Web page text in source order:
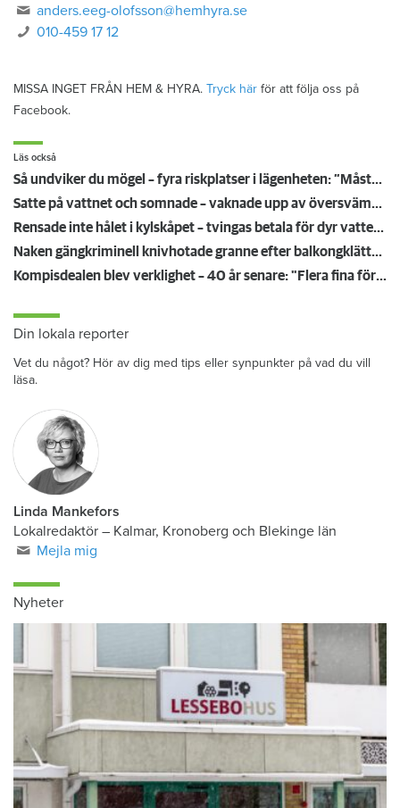
anders.eeg-olofsson@hemhyra.se
010-459 17 12
MISSA INGET FRÅN HEM & HYRA. Tryck här för att följa oss på
Facebook.
Läs också
Så undviker du mögel – fyra riskplatser i lägenheten: ”Måste städa bort”
Satte på vattnet och somnade – vaknade upp av översvämning hos grannen
Rensade inte hålet i kylskåpet – tvingas betala för dyr vattenskada
Naken gängkriminell knivhotade granne efter balkongklättring
Kompisdealen blev verklighet – 40 år senare: "Flera fina fördelar med att dela bostad"
Din lokala reporter
Vet du något? Hör av dig med tips eller synpunkter på vad du vill
läsa.
Linda Mankefors
Lokalredaktör – Kalmar, Kronoberg och Blekinge län
Mejla mig
Nyheter